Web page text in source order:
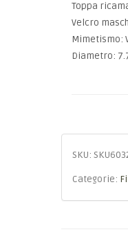
Toppa
Velcro
Mimetismo:
Diametro:
SKU:
Categorie: